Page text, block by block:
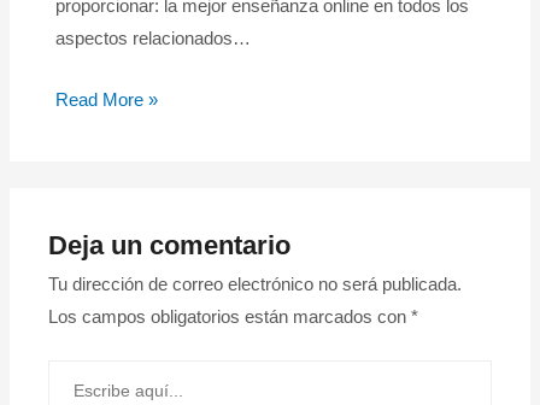
proporcionar: la mejor enseñanza online en todos los
aspectos relacionados…
Read More »
Deja un comentario
Tu dirección de correo electrónico no será publicada.
Los campos obligatorios están marcados con*